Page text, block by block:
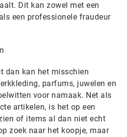
Dit kan zowel met een
een professionele fraudeur
dan kan het misschien
parfums, juwelen en
voor namaak. Net als
artikelen, is het op een
of items al dan niet echt
zoek naar het koopje, maar